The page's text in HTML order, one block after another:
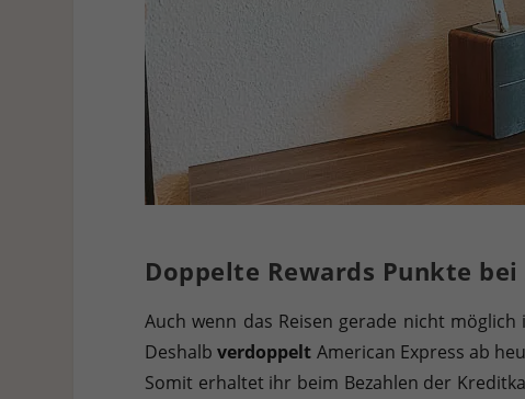
Doppelte Rewards Punkte
Auch wenn das Reisen gerade nicht
Deshalbverdoppelt American Express ab
Somit erhaltet ihr beim Bezahlen der